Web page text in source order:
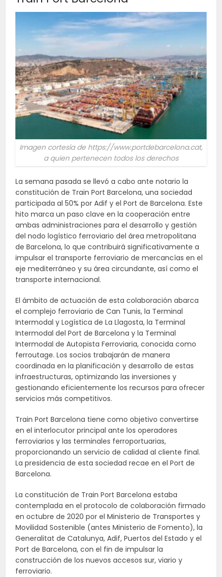
Imagen cortesía de https://www.portdebarcelona.cat,
a quien pertenecen todos los derechos
La semana pasada se llevó a cabo ante notario la
constitución de Train Port Barcelona, una sociedad
participada al 50% por Adif y el Port de Barcelona. Este
hito marca un paso clave en la cooperación entre
ambas administraciones para el desarrollo y gestión
del nodo logístico ferroviario del área metropolitana
de Barcelona, lo que contribuirá significativamente a
impulsar el transporte ferroviario de mercancías en el
eje mediterráneo y su área circundante, así como el
transporte internacional.
El ámbito de actuación de esta colaboración abarca
el complejo ferroviario de Can Tunis, la Terminal
Intermodal y Logística de La Llagosta, la Terminal
Intermodal del Port de Barcelona y la Terminal
Intermodal de Autopista Ferroviaria, conocida como
ferroutage. Los socios trabajarán de manera
coordinada en la planificación y desarrollo de estas
infraestructuras, optimizando las inversiones y
gestionando eficientemente los recursos para ofrecer
servicios más competitivos.
Train Port Barcelona tiene como objetivo convertirse
en el interlocutor principal ante los operadores
ferroviarios y las terminales ferroportuarias,
proporcionando un servicio de calidad al cliente final.
La presidencia de esta sociedad recae en el Port de
Barcelona.
La constitución de Train Port Barcelona estaba
contemplada en el protocolo de colaboración firmado
en octubre de 2020 por el Ministerio de Transportes y
Movilidad Sostenible (antes Ministerio de Fomento), la
Generalitat de Catalunya, Adif, Puertos del Estado y el
Port de Barcelona, con el fin de impulsar la
construcción de los nuevos accesos sur, viario y
ferroviario.